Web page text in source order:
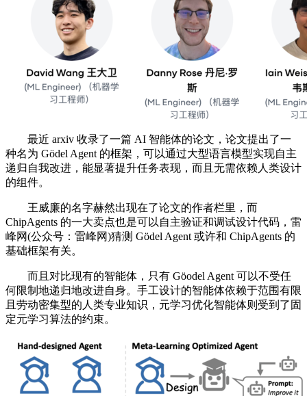
最近 arxiv 收录了一篇 AI 智能体的论文，论文提出了一
种名为 Gödel Agent 的框架，可以通过大型语言模型实现自主
递归自我改进，能显著提升任务表现，而且无需依赖人类设计
的组件。
王威廉的名字赫然出现在了论文的作者栏里，而
ChipAgents 的一大卖点也是可以自主验证和调试设计代码，雷
峰网(公众号：雷峰网)猜测 Gödel Agent 或许和 ChipAgents 的
基础框架有关。
而且对比现有的智能体，只有 Göodel Agent 可以不受任
何限制地递归地改进自身。手工设计的智能体依赖于范围有限
且劳动密集型的人类专业知识，元学习优化智能体则受到了固
定元学习算法的约束。